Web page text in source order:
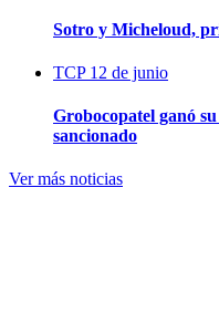
Sotro y Micheloud,
TCP12 de junio
Grobocopatel ganó
sancionado
Ver más noticias